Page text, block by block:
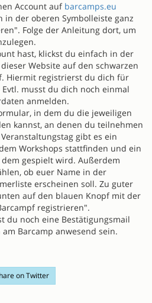
Account auf barcamps.eu
in der oberen Symbolleiste ganz
Folge der Anleitung dort, um
hast, klickst du einfach in der
Website auf den schwarzen
Hiermit registrierst du dich für
musst du dich noch einmal
anmelden.
in dem du die jeweiligen
kannst, an denen du teilnehmen
gibt es ein
Workshops stattfinden und ein
gespielt wird. Außerdem
ob euer Name in der
erscheinen soll. Zu guter
auf den blauen Knopf mit der
registrieren".
du noch eine Bestätigungsmail
Barcamp anwesend sein.
on Twitter